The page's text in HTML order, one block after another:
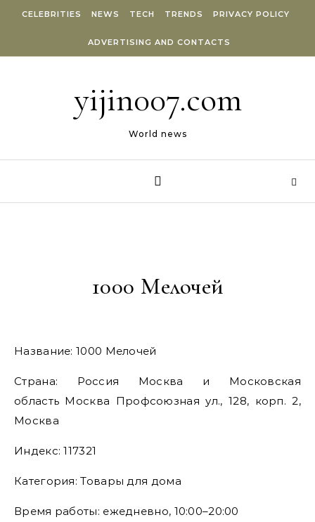
CELEBRITIES NEWS TECH TRENDS PRIVACY POLICY
ADVERTISING AND CONTACTS
yijin007.com
World news
1000 Мелочей
Название: 1000 Мелочей
Страна: Россия Москва и Московская
область Москва Профсоюзная ул., 128, корп. 2,
Москва
Индекс: 117321
Категория: Товары для дома
Время работы: ежедневно, 10:00–20:00